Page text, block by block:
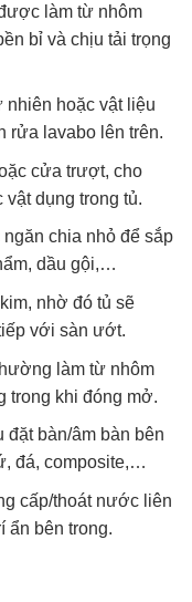
làm từ nhôm
bỉ và chịu tải trọng
hoặc vật liệu
rửa lavabo lên trên.
cửa trượt, cho
dụng trong tủ.
chia nhỏ để sắp
dầu gội,…
nhờ đó tủ sẽ
với sàn ướt.
làm từ nhôm
trong khi đóng mở.
đặt bàn/âm bàn bên
đá, composite,…
cấp/thoát nước liên
ẩn bên trong.